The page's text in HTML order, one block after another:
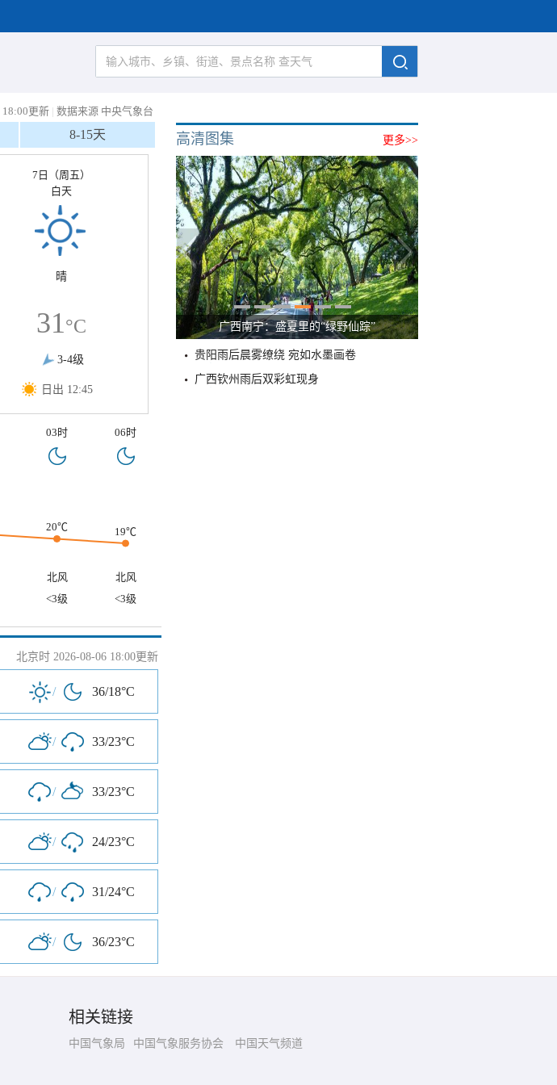
18:00更新 | 数据来源 中央气象台
8-15天
7日（周五）
白天
晴
31°C
3-4级
日出 12:45
03时 06时
20℃ 19℃
北风
北风
<3级 <3级
北京时 2026-08-06 18:00更新
/ 36/18°C
/ 33/23°C
/ 33/23°C
/ 24/23°C
/ 31/24°C
/ 36/23°C
更多>>
高清图集
广西南宁：盛夏里的“绿野仙踪”
贵阳雨后晨雾缭绕 宛如水墨画卷
广西钦州雨后双彩虹现身
相关链接
中国气象局 中国气象服务协会 中国天气频道